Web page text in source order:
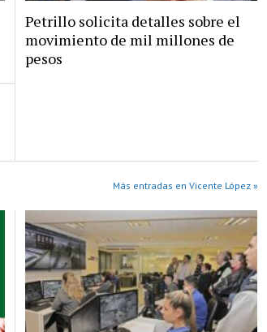
Petrillo solicita detalles sobre el
movimiento de mil millones de
pesos
Más entradas en Vicente López »